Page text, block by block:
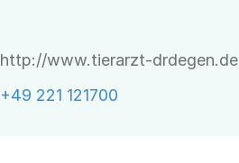
http://www.tierarzt-drdegen.de
+49 221 121700